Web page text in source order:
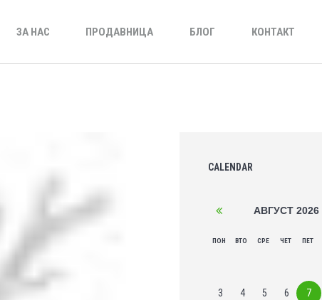
ЗА НАС ПРОДАВНИЦА БЛОГ КОНТАКТ
CALENDAR
АВГУСТ 2026
ПОН ВТО СРЕ ЧЕТ ПЕТ
3 4 5 6 7